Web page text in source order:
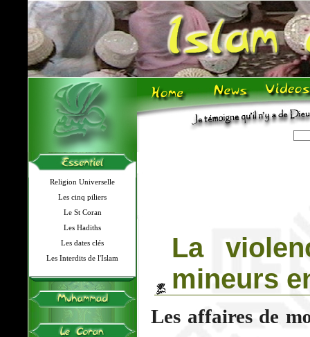
Religion Universelle
Les cinq piliers
Le St Coran
Les Hadiths
Les dates clés
Les Interdits de l'Islam
La
mineurs
Les affaires de